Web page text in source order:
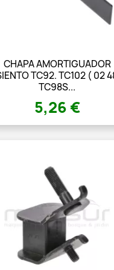
CHAPA AMORTIGUADOR
TC92. TC102 ( 02
TC98S...
5,26 €